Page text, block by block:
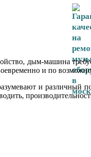
дым-машина
и по
и различный